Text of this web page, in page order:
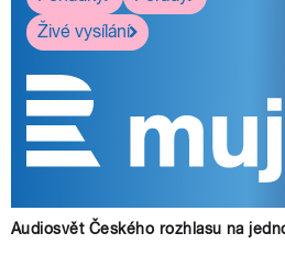
Živé vysílání
Audiosvět Českého rozhlasu na